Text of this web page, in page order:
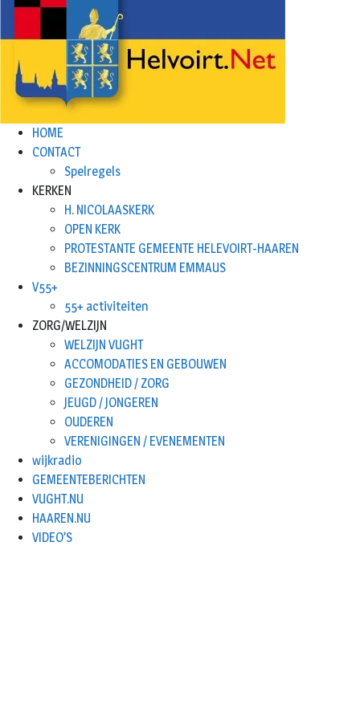
HOME
CONTACT
Spelregels
KERKEN
H. NICOLAASKERK
OPEN KERK
PROTESTANTE GEMEENTE HELEVOIRT-HAAREN
BEZINNINGSCENTRUM EMMAUS
V55+
55+ activiteiten
ZORG/WELZIJN
WELZIJN VUGHT
ACCOMODATIES EN GEBOUWEN
GEZONDHEID / ZORG
JEUGD / JONGEREN
OUDEREN
VERENIGINGEN / EVENEMENTEN
wijkradio
GEMEENTEBERICHTEN
VUGHT.NU
HAAREN.NU
VIDEO’S